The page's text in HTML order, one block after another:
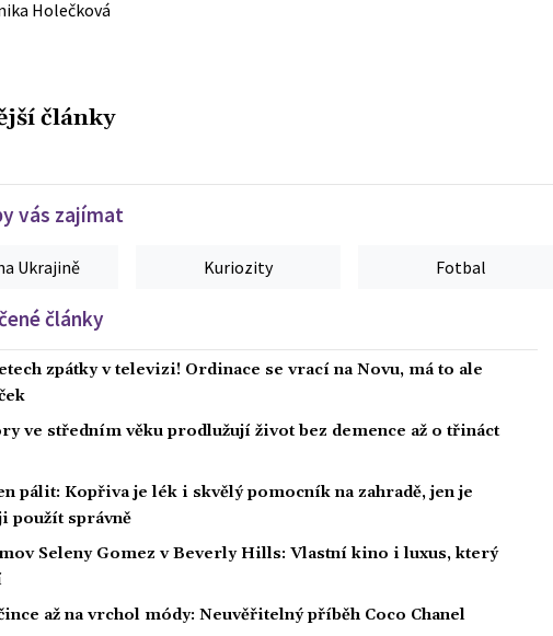
Holečková
články
vás zajímat
Ukrajině Kuriozity Fotbal
články
zpátky v televizi! Ordinace se vrací na Novu, má to ale
ve středním věku prodlužují život bez demence až o třináct
pálit: Kopřiva je lék i skvělý pomocník na zahradě, jen je
použít správně
Seleny Gomez v Beverly Hills: Vlastní kino i luxus, který
až na vrchol módy: Neuvěřitelný příběh Coco Chanel